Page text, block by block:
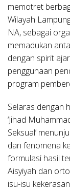
memotret
Wilayah
NA, sebagai
memadukan
dengan spirit
penggunaan
program
Selaras dengan
‘Jihad
Seksual’
dan fenomena
formulasi hasil
Aisyiyah dan
isu-isu